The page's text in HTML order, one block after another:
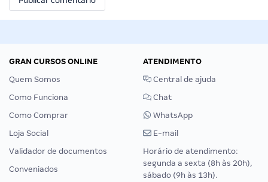
GRAN CURSOS ONLINE
Quem Somos
Como Funciona
Como Comprar
Loja Social
Validador de documentos
Conveniados
ATENDIMENTO
Central de ajuda
Chat
WhatsApp
E-mail
Horário de atendimento:
segunda a sexta (8h às 20h),
sábado (9h às 13h).